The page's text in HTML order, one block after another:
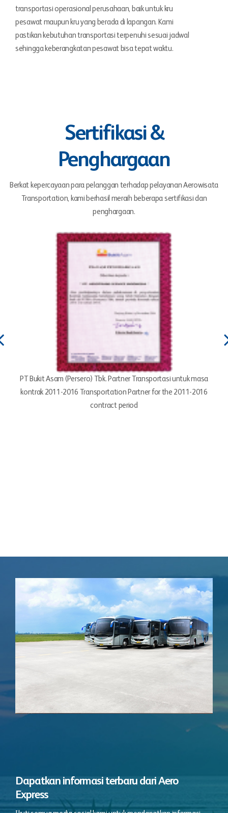
transportasi operasional perusahaan, baik untuk kru
pesawat maupun kru yang berada di lapangan. Kami
pastikan kebutuhan transportasi terpenuhi sesuai jadwal
sehingga keberangkatan pesawat bisa tepat waktu.
Sertifikasi &
Penghargaan
Berkat kepercayaan para pelanggan terhadap pelayanan Aerowisata
Transportation, kami berhasil meraih beberapa sertifikasi dan
penghargaan.
PT Bukit Asam (Persero) Tbk. Partner Transportasi untuk masa
kontrak 2011-2016 Transportation Partner for the 2011-2016
contract period
Dapatkan informasi terbaru dari Aero
Express